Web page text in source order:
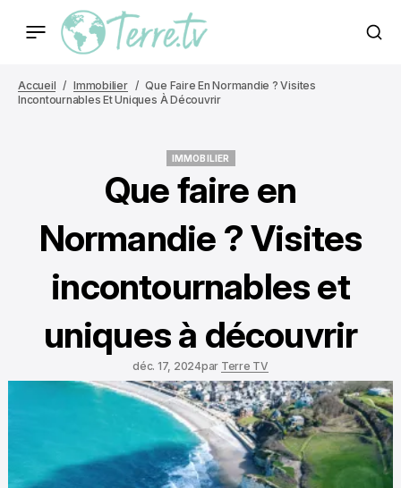
Accueil Immobilier
Que Faire En Normandie ? Visites
Incontournables Et Uniques À Découvrir
IMMOBILIER
Que faire en
Normandie ? Visites
incontournables et
uniques à découvrir
déc. 17, 2024par Terre TV